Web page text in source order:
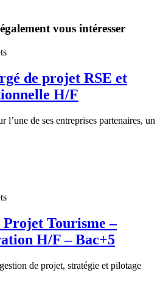
vous intéresser
de projet RSE et
H/F
de ses entreprises partenaires, un
Projet Tourisme –
H/F – Bac+5
de projet, stratégie et pilotage